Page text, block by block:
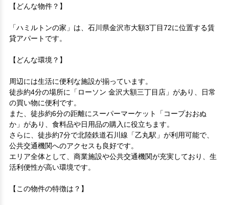
【どんな物件？】
「ハミルトンの家」は、石川県金沢市大額3丁目72に位置する賃
貸アパートです。
【どんな環境？】
周辺には生活に便利な施設が揃っています。
徒歩約4分の場所に「ローソン 金沢大額三丁目店」があり、日常
の買い物に便利です。
また、徒歩約6分の距離にスーパーマーケット「コープおおぬ
か」があり、食料品や日用品の購入に役立ちます。
さらに、徒歩約7分で北陸鉄道石川線「乙丸駅」が利用可能で、
公共交通機関へのアクセスも良好です。
エリア全体として、商業施設や公共交通機関が充実しており、生
活利便性が高い環境です。
【この物件の特徴は？】